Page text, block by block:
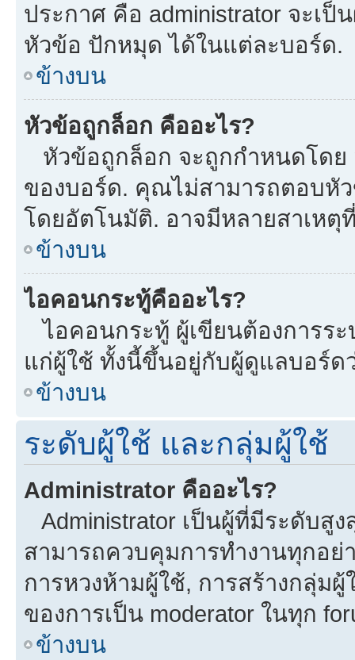
ประกาศ คือ administrator จะเ
หัวข้อ ปักหมุด ได้ในแต่ละบอร์ด.
ข้างบน
หัวข้อถูกล็อก คืออะไร?
หัวข้อถูกล็อก จะถูกกำหนดโดย
ของบอร์ด. คุณไม่สามารถตอบหั
โดยอัตโนมัติ. อาจมีหลายสาเหตุ
ข้างบน
ไอคอนกระทู้คืออะไร?
ไอคอนกระทู้ ผู้เขียนต้องการร
แก่ผู้ใช้ ทั้งนี้ขึ้นอยู่กับผู้ดูแลบอร์ด
ข้างบน
ระดับผู้ใช้ และกลุ่มผู้ใช้
Administrator คืออะไร?
Administrator เป็นผู้ที่มีระดับสู
สามารถควบคุมการทำงานทุกอย่
การหวงห้ามผู้ใช้, การสร้างกลุ่ม
ของการเป็น moderator ในทุก
ข้างบน